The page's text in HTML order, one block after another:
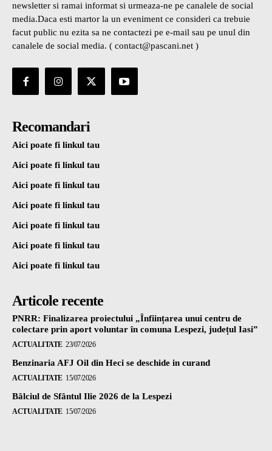
newsletter si ramai informat si urmeaza-ne pe canalele de social
media.Daca esti martor la un eveniment ce consideri ca trebuie
facut public nu ezita sa ne contactezi pe e-mail sau pe unul din
canalele de social media. ( contact@pascani.net )
Recomandari
Aici poate fi linkul tau
Aici poate fi linkul tau
Aici poate fi linkul tau
Aici poate fi linkul tau
Aici poate fi linkul tau
Aici poate fi linkul tau
Aici poate fi linkul tau
Articole recente
PNRR: Finalizarea proiectului „Înființarea unui centru de
colectare prin aport voluntar în comuna Lespezi, județul Iasi”
ACTUALITATE 23/07/2026
Benzinaria AFJ Oil din Heci se deschide in curand
ACTUALITATE 15/07/2026
Bâlciul de Sfântul Ilie 2026 de la Lespezi
ACTUALITATE 15/07/2026